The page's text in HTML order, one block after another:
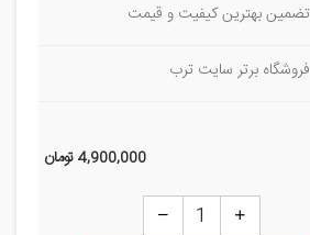
تضمین بهترین کیفیت و قیمت
فروشگاه برتر سایت ترب
4,900,000تومان